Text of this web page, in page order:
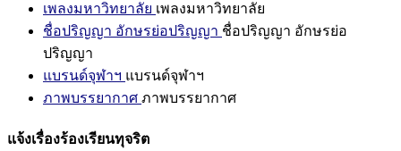
เพลงมหาวิทยาลัย เพลงมหาวิทยาลัย
ชื่อปริญญา อักษรย่อปริญญา ชื่อปริญญา อักษรย่อ
ปริญญา
แบรนด์จุฬาฯ แบรนด์จุฬาฯ
ภาพบรรยากาศ ภาพบรรยากาศ
แจ้งเรื่องร้องเรียนทุจริต